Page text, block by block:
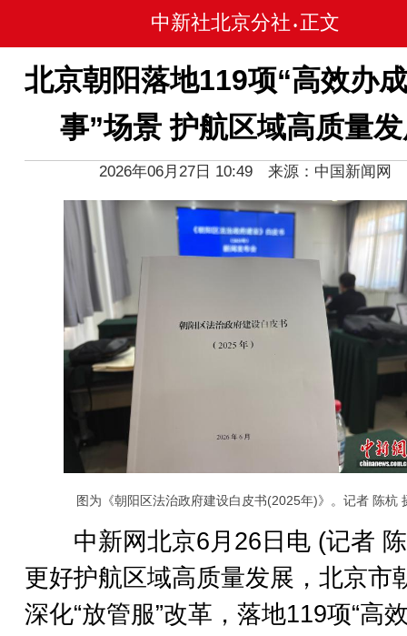
中新社北京分社 • 正文
北京朝阳落地119项“高效办
事”场景 护航区域高质量
2026年06月27日 10:49 来源：中国新闻网
图为《朝阳区法治政府建设白皮书(2025年)》。记者 陈杭
中新网北京6月26日电 (记者
更好护航区域高质量发展，北京市
深化“放管服”改革，落地119项“高